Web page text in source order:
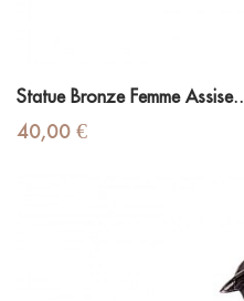
Statue Bronze Femme
Prix
40,00 €